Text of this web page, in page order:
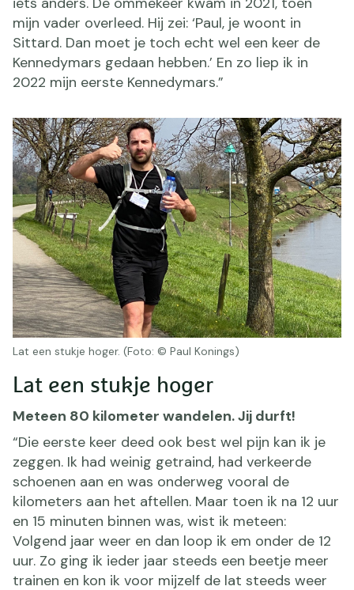
mijn vader overleed. Hij zei: ‘Paul, je woont in
Sittard. Dan moet je toch echt wel een keer de
Kennedymars gedaan hebben.’ En zo liep ik in
2022 mijn eerste Kennedymars.”
Lat een stukje hoger
Meteen 80 kilometer wandelen. Jij durft!
“Die eerste keer deed ook best wel pijn kan ik je
zeggen. Ik had weinig getraind, had verkeerde
schoenen aan en was onderweg vooral de
kilometers aan het aftellen. Maar toen ik na 12 uur
en 15 minuten binnen was, wist ik meteen:
Volgend jaar weer en dan loop ik em onder de 12
uur. Zo ging ik ieder jaar steeds een beetje meer
trainen en kon ik voor mijzelf de lat steeds weer
Lat een stukje hoger. (Foto: © Paul Konings)